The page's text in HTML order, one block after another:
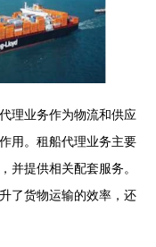
理业务作为物流和供应
用。租船代理业务主要
并提供相关配套服务。
了货物运输的效率，还